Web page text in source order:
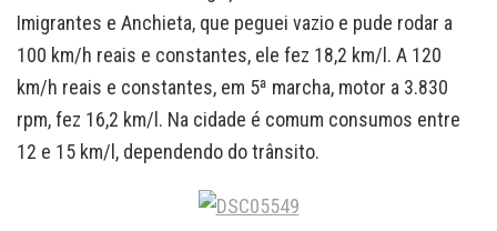
Imigrantes e Anchieta, que peguei vazio e pude rodar a
100 km/h reais e constantes, ele fez 18,2 km/l. A 120
km/h reais e constantes, em 5ª marcha, motor a 3.830
rpm, fez 16,2 km/l. Na cidade é comum consumos entre
12 e 15 km/l, dependendo do trânsito.